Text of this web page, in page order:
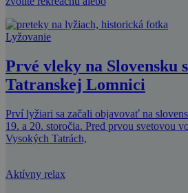
Lyžovanie
Prvé vleky na Slovensku
Tatranskej Lomnici
Prví lyžiari sa začali objavovať na
19. a 20. storočia. Pred prvou svetovou
Vysokých Tatrách,
Aktívny relax